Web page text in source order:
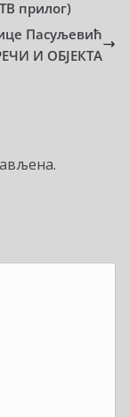
прилог)
Пасуљевић
И ОБЈЕКТА